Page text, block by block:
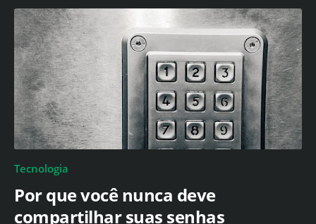
Tecnologia
Por que você nunca deve
compartilhar suas senhas